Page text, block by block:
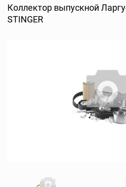
Коллектор выпускной
STINGER